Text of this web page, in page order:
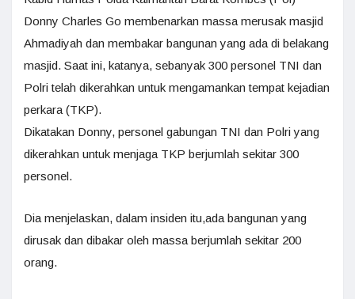
Donny Charles Go membenarkan massa merusak masjid
Ahmadiyah dan membakar bangunan yang ada di belakang
masjid. Saat ini, katanya, sebanyak 300 personel TNI dan
Polri telah dikerahkan untuk mengamankan tempat kejadian
perkara (TKP).
Dikatakan Donny, personel gabungan TNI dan Polri yang
dikerahkan untuk menjaga TKP berjumlah sekitar 300
personel.
Dia menjelaskan, dalam insiden itu,ada bangunan yang
dirusak dan dibakar oleh massa berjumlah sekitar 200
orang.